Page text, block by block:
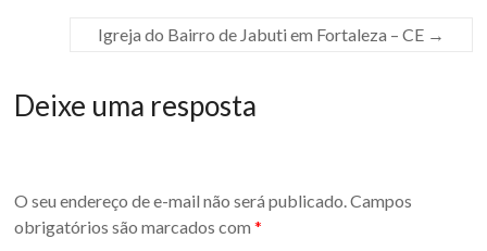
Igreja do Bairro de Jabuti em Fortaleza – CE →
Deixe uma resposta
O seu endereço de e-mail não será publicado.Campos
obrigatórios são marcados com*